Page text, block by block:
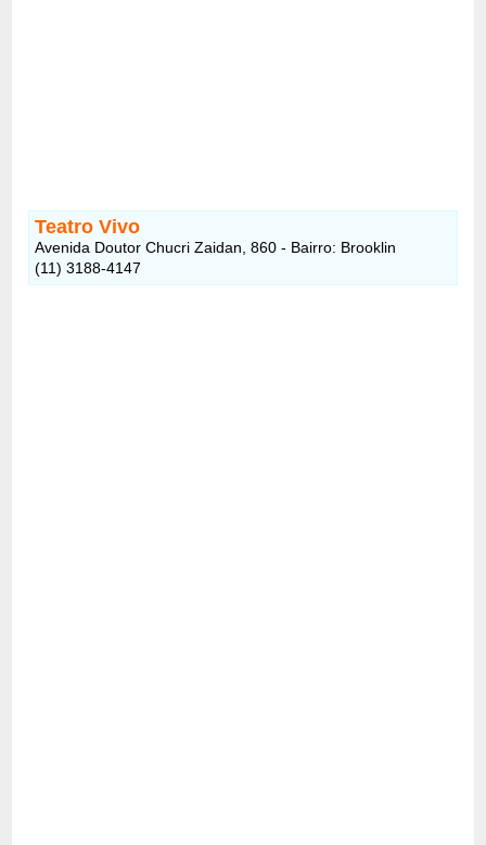
Teatro Vivo
Avenida Doutor Chucri Zaidan, 860 - Bairro: Brooklin
(11) 3188-4147